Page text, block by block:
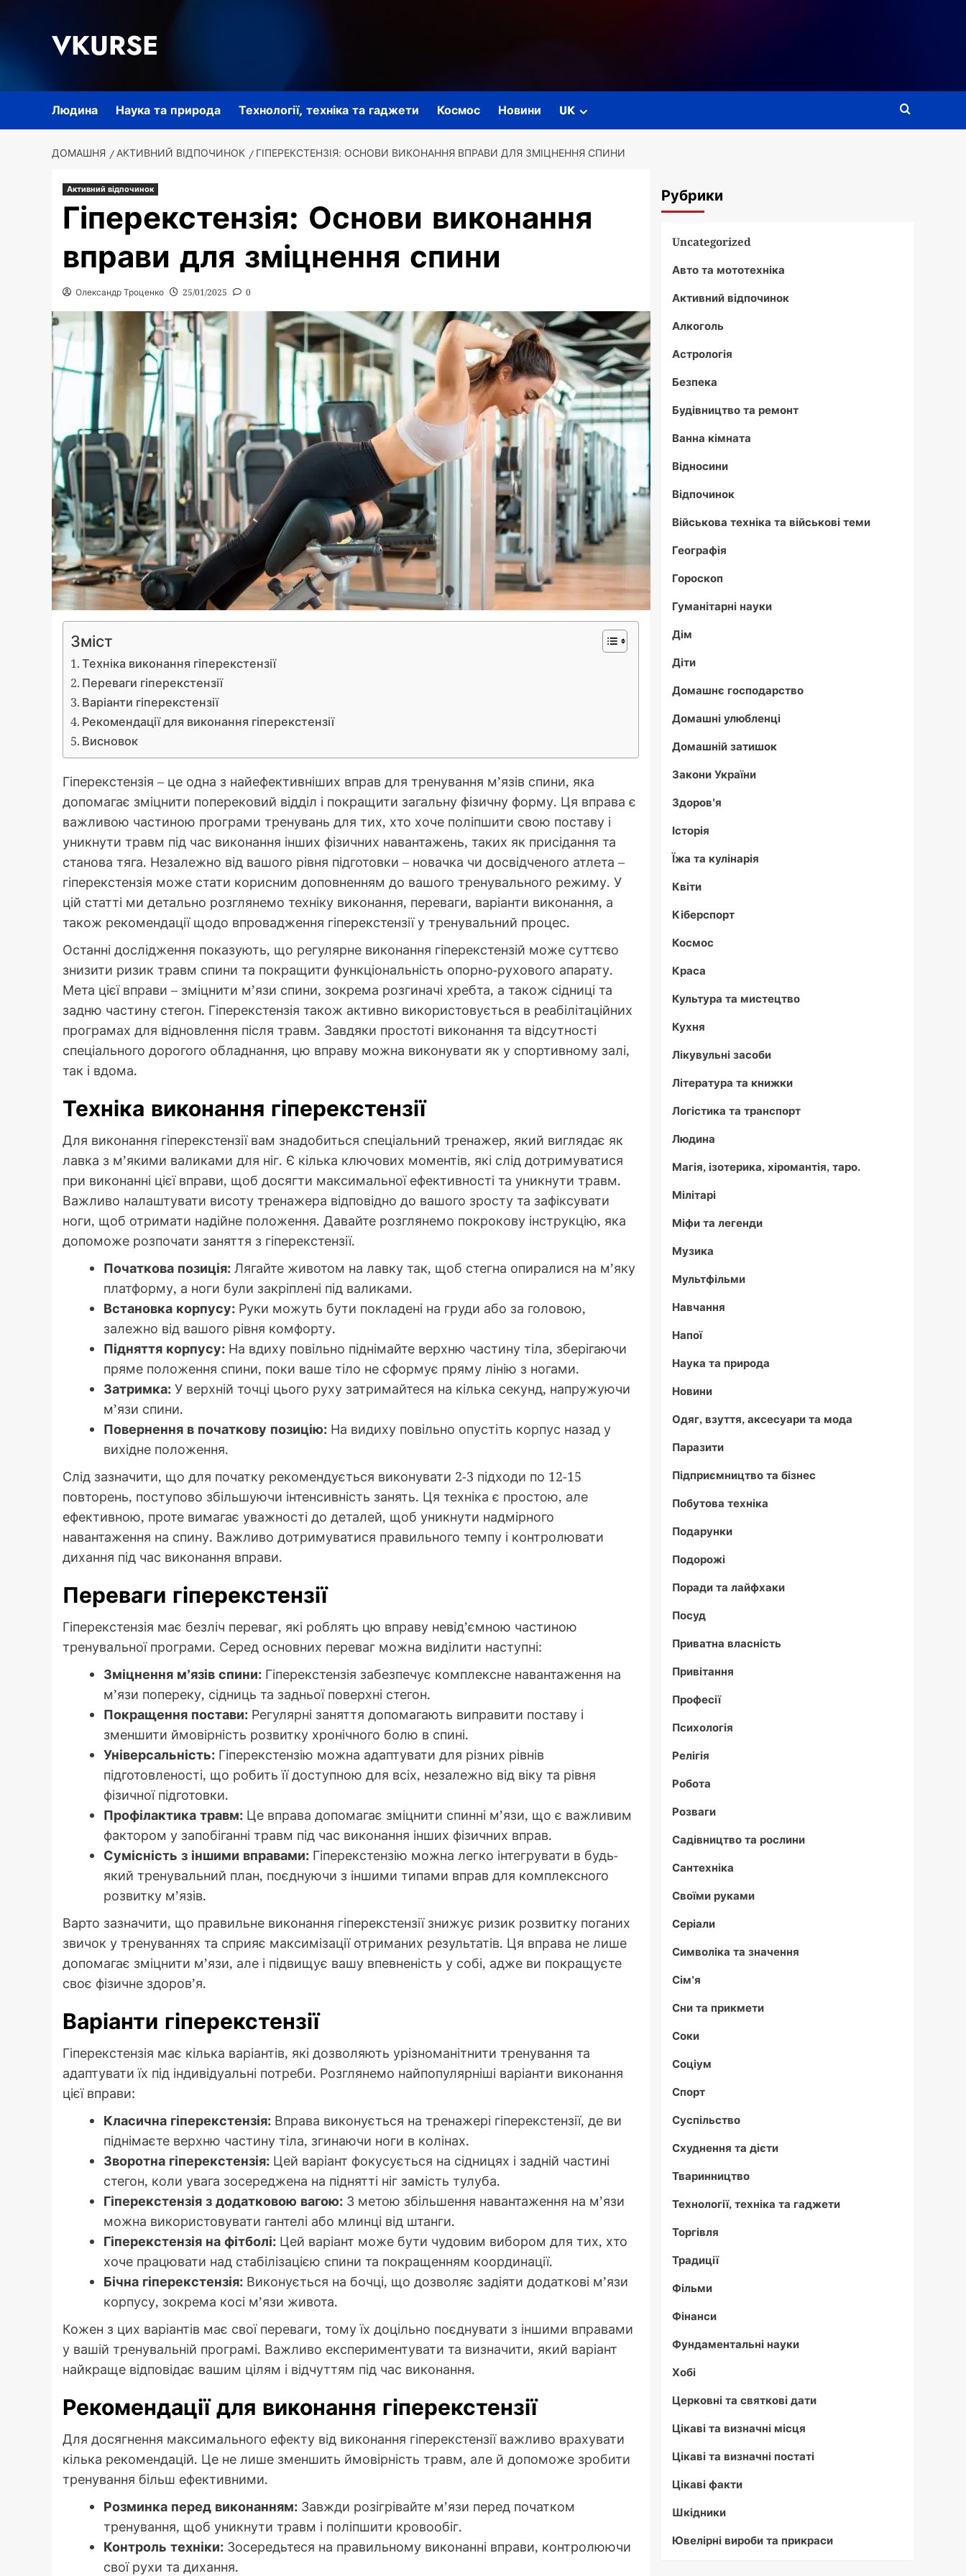
VKURSE
Людина Наука та природа Технології, техніка та гаджети Космос Новини UK
ДОМАШНЯ АКТИВНИЙ ВІДПОЧИНОК ГІПЕРЕКСТЕНЗІЯ: ОСНОВИ ВИКОНАННЯ ВПРАВИ ДЛЯ ЗМІЦНЕННЯ СПИНИ
Активний відпочинок
Гіперекстензія: Основи виконання
вправи для зміцнення спини
Олександр Троценко 25/01/2025 0
Зміст
Техніка виконання гіперекстензії
Переваги гіперекстензії
Варіанти гіперекстензії
Рекомендації для виконання гіперекстензії
Висновок
Гіперекстензія – це одна з найефективніших вправ для тренування м’язів спини, яка
допомагає зміцнити поперековий відділ і покращити загальну фізичну форму. Ця вправа є
важливою частиною програми тренувань для тих, хто хоче поліпшити свою поставу і
уникнути травм під час виконання інших фізичних навантажень, таких як присідання та
станова тяга. Незалежно від вашого рівня підготовки – новачка чи досвідченого атлета –
гіперекстензія може стати корисним доповненням до вашого тренувального режиму. У
цій статті ми детально розглянемо техніку виконання, переваги, варіанти виконання, а
також рекомендації щодо впровадження гіперекстензії у тренувальний процес.
Останні дослідження показують, що регулярне виконання гіперекстензій може суттєво
знизити ризик травм спини та покращити функціональність опорно-рухового апарату.
Мета цієї вправи – зміцнити м’язи спини, зокрема розгиначі хребта, а також сідниці та
задню частину стегон. Гіперекстензія також активно використовується в реабілітаційних
програмах для відновлення після травм. Завдяки простоті виконання та відсутності
спеціального дорогого обладнання, цю вправу можна виконувати як у спортивному залі,
так і вдома.
Техніка виконання гіперекстензії
Для виконання гіперекстензії вам знадобиться спеціальний тренажер, який виглядає як
лавка з м’якими валиками для ніг. Є кілька ключових моментів, які слід дотримуватися
при виконанні цієї вправи, щоб досягти максимальної ефективності та уникнути травм.
Важливо налаштувати висоту тренажера відповідно до вашого зросту та зафіксувати
ноги, щоб отримати надійне положення. Давайте розглянемо покрокову інструкцію, яка
допоможе розпочати заняття з гіперекстензії.
Початкова позиція: Лягайте животом на лавку так, щоб стегна опиралися на м’яку
платформу, а ноги були закріплені під валиками.
Встановка корпусу: Руки можуть бути покладені на груди або за головою,
залежно від вашого рівня комфорту.
Підняття корпусу: На вдиху повільно піднімайте верхню частину тіла, зберігаючи
пряме положення спини, поки ваше тіло не сформує пряму лінію з ногами.
Затримка: У верхній точці цього руху затримайтеся на кілька секунд, напружуючи
м’язи спини.
Повернення в початкову позицію: На видиху повільно опустіть корпус назад у
вихідне положення.
Слід зазначити, що для початку рекомендується виконувати 2-3 підходи по 12-15
повторень, поступово збільшуючи інтенсивність занять. Ця техніка є простою, але
ефективною, проте вимагає уважності до деталей, щоб уникнути надмірного
навантаження на спину. Важливо дотримуватися правильного темпу і контролювати
дихання під час виконання вправи.
Переваги гіперекстензії
Гіперекстензія має безліч переваг, які роблять цю вправу невід’ємною частиною
тренувальної програми. Серед основних переваг можна виділити наступні:
Зміцнення м’язів спини: Гіперекстензія забезпечує комплексне навантаження на
м’язи попереку, сідниць та задньої поверхні стегон.
Покращення постави: Регулярні заняття допомагають виправити поставу і
зменшити ймовірність розвитку хронічного болю в спині.
Універсальність: Гіперекстензію можна адаптувати для різних рівнів
підготовленості, що робить її доступною для всіх, незалежно від віку та рівня
фізичної підготовки.
Профілактика травм: Це вправа допомагає зміцнити спинні м’язи, що є важливим
фактором у запобіганні травм під час виконання інших фізичних вправ.
Сумісність з іншими вправами: Гіперекстензію можна легко інтегрувати в будь-
який тренувальний план, поєднуючи з іншими типами вправ для комплексного
розвитку м’язів.
Варто зазначити, що правильне виконання гіперекстензії знижує ризик розвитку поганих
звичок у тренуваннях та сприяє максимізації отриманих результатів. Ця вправа не лише
допомагає зміцнити м’язи, але і підвищує вашу впевненість у собі, адже ви покращуєте
своє фізичне здоров’я.
Варіанти гіперекстензії
Гіперекстензія має кілька варіантів, які дозволяють урізноманітнити тренування та
адаптувати їх під індивідуальні потреби. Розглянемо найпопулярніші варіанти виконання
цієї вправи:
Класична гіперекстензія: Вправа виконується на тренажері гіперекстензії, де ви
піднімаєте верхню частину тіла, згинаючи ноги в колінах.
Зворотна гіперекстензія: Цей варіант фокусується на сідницях і задній частині
стегон, коли увага зосереджена на піднятті ніг замість тулуба.
Гіперекстензія з додатковою вагою: З метою збільшення навантаження на м’язи
можна використовувати гантелі або млинці від штанги.
Гіперекстензія на фітболі: Цей варіант може бути чудовим вибором для тих, хто
хоче працювати над стабілізацією спини та покращенням координації.
Бічна гіперекстензія: Виконується на бочці, що дозволяє задіяти додаткові м’язи
корпусу, зокрема косі м’язи живота.
Кожен з цих варіантів має свої переваги, тому їх доцільно поєднувати з іншими вправами
у вашій тренувальній програмі. Важливо експериментувати та визначити, який варіант
найкраще відповідає вашим цілям і відчуттям під час виконання.
Рекомендації для виконання гіперекстензії
Для досягнення максимального ефекту від виконання гіперекстензії важливо врахувати
кілька рекомендацій. Це не лише зменшить ймовірність травм, але й допоможе зробити
тренування більш ефективними.
Розминка перед виконанням: Завжди розігрівайте м’язи перед початком
тренування, щоб уникнути травм і поліпшити кровообіг.
Контроль техніки: Зосередьтеся на правильному виконанні вправи, контролюючи
свої рухи та дихання.
Рубрики
Uncategorized
Авто та мототехніка
Активний відпочинок
Алкоголь
Астрологія
Безпека
Будівництво та ремонт
Ванна кімната
Відносини
Відпочинок
Військова техніка та військові теми
Географія
Гороскоп
Гуманітарні науки
Дім
Діти
Домашнє господарство
Домашні улюбленці
Домашній затишок
Закони України
Здоров'я
Історія
Їжа та кулінарія
Квіти
Кіберспорт
Космос
Краса
Культура та мистецтво
Кухня
Лікувульні засоби
Література та книжки
Логістика та транспорт
Людина
Магія, ізотерика, хіромантія, таро.
Мілітарі
Міфи та легенди
Музика
Мультфільми
Навчання
Напої
Наука та природа
Новини
Одяг, взуття, аксесуари та мода
Паразити
Підприємництво та бізнес
Побутова техніка
Подарунки
Подорожі
Поради та лайфхаки
Посуд
Приватна власність
Привітання
Професії
Психологія
Релігія
Робота
Розваги
Садівництво та рослини
Сантехніка
Своїми руками
Серіали
Символіка та значення
Сім'я
Сни та прикмети
Соки
Соціум
Спорт
Суспільство
Схуднення та дієти
Тваринництво
Технології, техніка та гаджети
Торгівля
Традиції
Фільми
Фінанси
Фундаментальні науки
Хобі
Церковні та святкові дати
Цікаві та визначні місця
Цікаві та визначні постаті
Цікаві факти
Шкідники
Ювелірні вироби та прикраси